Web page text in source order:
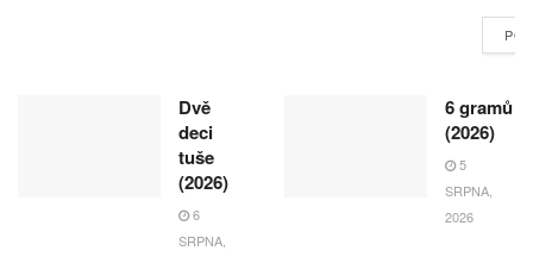
Dvě
deci
tuše
(2026)
6
SRPNA,
6 gramů
(2026)
5
SRPNA,
2026